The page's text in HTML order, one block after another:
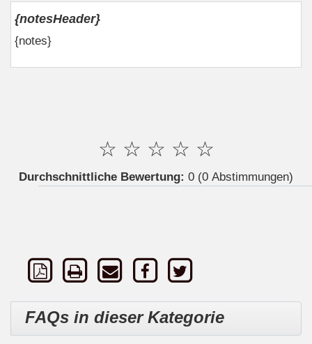
{notesHeader}
{notes}
☆
☆
☆
☆
☆
Durchschnittliche Bewertung: 0 (0 Abstimmungen)
FAQs in dieser Kategorie